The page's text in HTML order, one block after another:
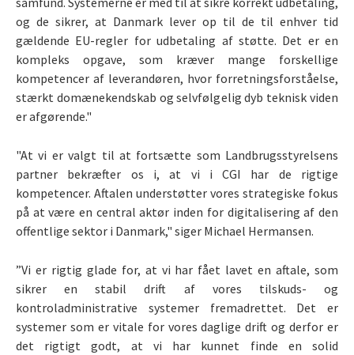
og de sikrer, at Danmark lever op til de til enhver tid
gældende EU-regler for udbetaling af støtte. Det er en
kompleks opgave, som kræver mange forskellige
kompetencer af leverandøren, hvor forretningsforståelse,
stærkt domænekendskab og selvfølgelig dyb teknisk viden
er afgørende."
"At vi er valgt til at fortsætte som Landbrugsstyrelsens
partner bekræfter os i, at vi i CGI har de rigtige
kompetencer. Aftalen understøtter vores strategiske fokus
på at være en central aktør inden for digitalisering af den
offentlige sektor i Danmark," siger Michael Hermansen.
”Vi er rigtig glade for, at vi har fået lavet en aftale, som
sikrer en stabil drift af vores tilskuds- og
kontroladministrative systemer fremadrettet. Det er
systemer som er vitale for vores daglige drift og derfor er
det rigtigt godt, at vi har kunnet finde en solid